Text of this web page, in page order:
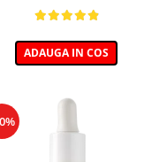
ADAUGA IN COS